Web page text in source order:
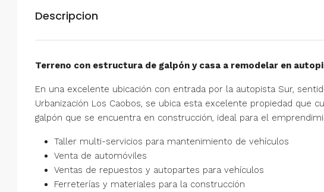
Descripcion
Terreno con estructura de galpón y casa a remodelar en
En una excelente ubicación con entrada por la autopista Sur,
Urbanización Los Caobos, se ubica esta excelente propiedad que
galpón que se encuentra en construcción, ideal para el
Taller multi-servicios para mantenimiento de vehículos
Venta de automóviles
Ventas de repuestos y autopartes para vehículos
Ferreterías y materiales para la construcción